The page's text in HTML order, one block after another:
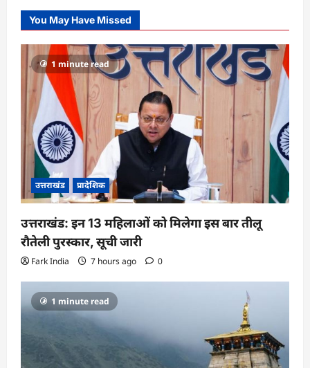
You May Have Missed
1 minute read
उत्तराखंड प्रादेशिक
उत्तराखंड: इन 13 महिलाओं को मिलेगा इस बार तीलू
रौतेली पुरस्कार, सूची जारी
Fark India 7 hours ago 0
1 minute read